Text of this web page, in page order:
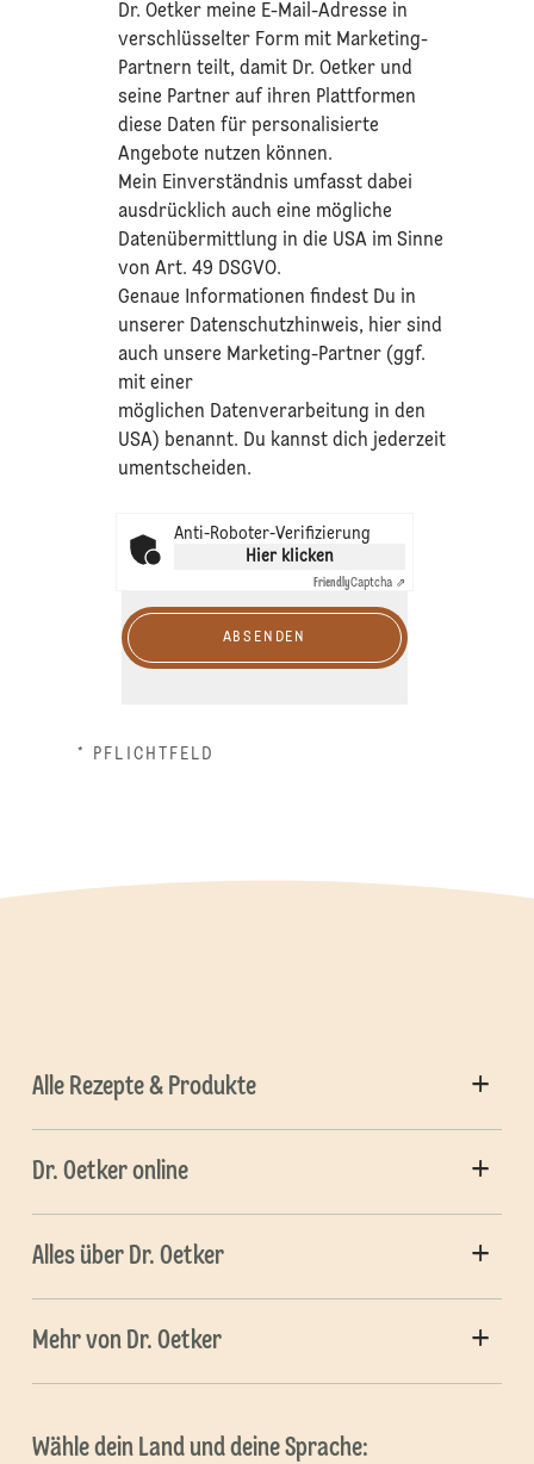
Dr. Oetker meine E-Mail-Adresse in
verschlüsselter Form mit Marketing-
Partnern teilt, damit Dr. Oetker und
seine Partner auf ihren Plattformen
diese Daten für personalisierte
Angebote nutzen können.
Mein Einverständnis umfasst dabei
ausdrücklich auch eine mögliche
Datenübermittlung in die USA im Sinne
von Art. 49 DSGVO.​
​Genaue Informationen findest Du in
unserer Datenschutzhinweis, hier sind
auch unsere Marketing-Partner (ggf.
mit einer
möglichen Datenverarbeitung in den
USA) benannt. Du kannst dich jederzeit
umentscheiden.
Anti-Roboter-Verifizierung
Hier klicken
FriendlyCaptcha ⇗
ABSENDEN
* PFLICHTFELD
Alle Rezepte & Produkte
Dr. Oetker online
Alles über Dr. Oetker
Mehr von Dr. Oetker
Wähle dein Land und deine Sprache: